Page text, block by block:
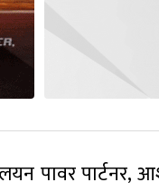
पावर पार्टनर,